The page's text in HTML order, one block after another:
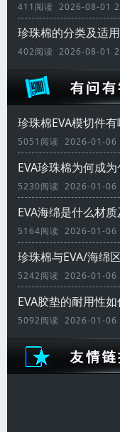
411阅读 2026-08-01
珍珠棉的分类及适
402阅读 2026-08-01
珍珠棉EVA模切件
5051阅读 2026-01-06
EVA珍珠棉为何成
5230阅读 2026-01-06
EVA海绵是什么材
5164阅读 2026-01-06
珍珠棉与EVA/海绵
5242阅读 2026-01-06
EVA胶垫的耐用性
5092阅读 2026-01-06